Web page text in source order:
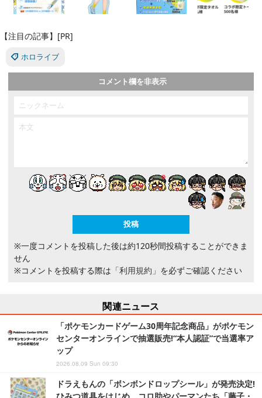
【注目の記事】[PR]
ホロライブ
コメント欄を非表示
※一度コメントを投稿した後は約120秒間投稿することができま
せん
※コメントを投稿する際は 「利用規約」 を必ずご確認ください
関連ニュース
「ポケモンカードゲーム30周年記念商品」がポケモン
センターオンラインで抽選販売!“本人認証”で当選率ア
ップ
2026.08.09 Sun 09:30
ドラえもんの「ボンボンドロップシール」が発売決定!
ひみつ道具をはじめ、コロ助やパーマンたち「藤子・